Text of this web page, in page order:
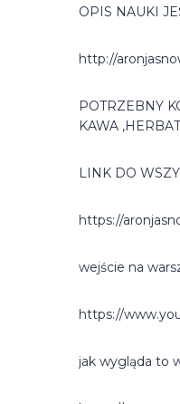
OPIS NAUKI
http://
POTRZEBNY
KAWA
LINK DO
https://
wejście na
https://
jak wygląda to